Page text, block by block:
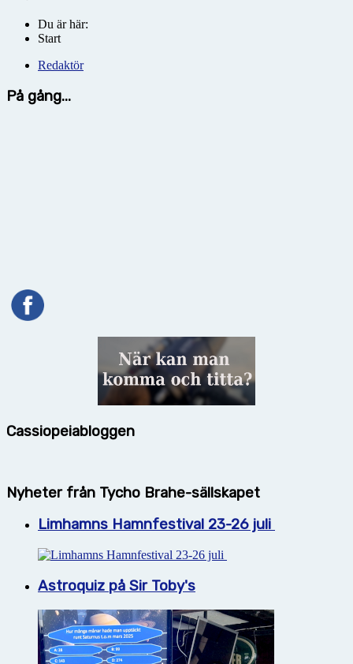
Du är här:
Start
Redaktör
På gång...
Cassiopeiabloggen
Nyheter från Tycho Brahe-sällskapet
Limhamns Hamnfestival 23-26 juli
Astroquiz på Sir Toby's